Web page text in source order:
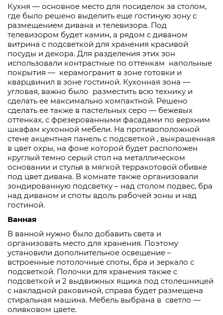
Кухня — основное место для посиделок за столом,
где было решено выделить еще гостиную зону с
размещением дивана и телевизора. Под
телевизором будет камин, а рядом с диваном
витрина с подсветкой для хранения красивой
посуды и декора. Для разделения этих зон
использовали контрастные по оттенкам напольные
покрытия — керамогранит в зоне готовки и
кварцвинил в зоне гостиной. Кухонная зона —
угловая, важно было разместить всю технику и
сделать ее максимально компактной. Решено
сделать ее также в пастельных серо — бежевых
оттенках, с фрезерованными фасадами по верхним
шкафам кухонной мебели. На противоположной
стене акцентная панель с подсветкой , выкрашенная
в цвет охры, на фоне которой будет расположен
круглый темно серый стол на металлическом
основании и стулья в мягкой терракотовой обивке
под цвет дивана. В комнате также организовали
зондированную подсветку – над столом подвес, бра
над диваном и споты вдоль рабочей зоны и над
гостиной.
Ванная
В ванной нужно было добавить света и
организовать место для хранения. Поэтому
установили дополнительное освещение –
встроенные потолочные споты, бра и зеркало с
подсветкой. Полочки для хранения также с
подсветкой и 2 выдвижных ящика под столешницей
с накладной раковиной, справа будет размещена
стиральная машина. Мебель выбрана в светло —
оливковом цвете.